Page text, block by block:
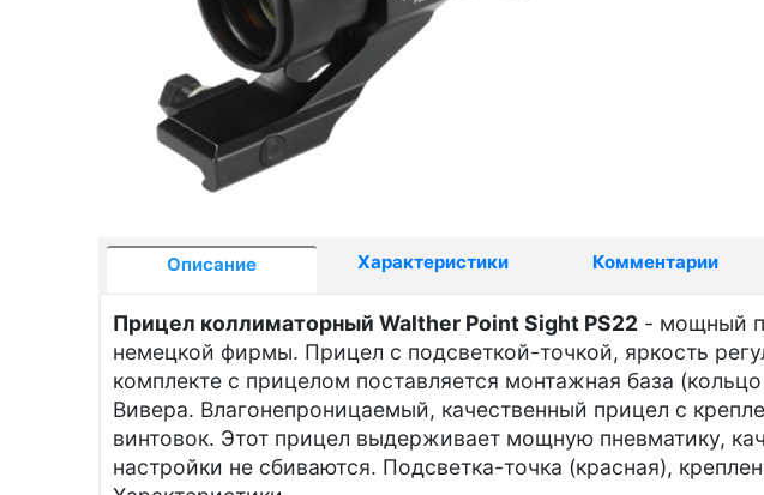
Описание Характеристики Комментарии
Прицел коллиматорный Walther Point Sight PS22 - мощный
немецкой фирмы. Прицел с подсветкой-точкой, яркость
комплекте с прицелом поставляется монтажная база
Вивера. Влагонепроницаемый, качественный прицел с
винтовок. Этот прицел выдерживает мощную пневматику,
настройки не сбиваются. Подсветка-точка (красная),